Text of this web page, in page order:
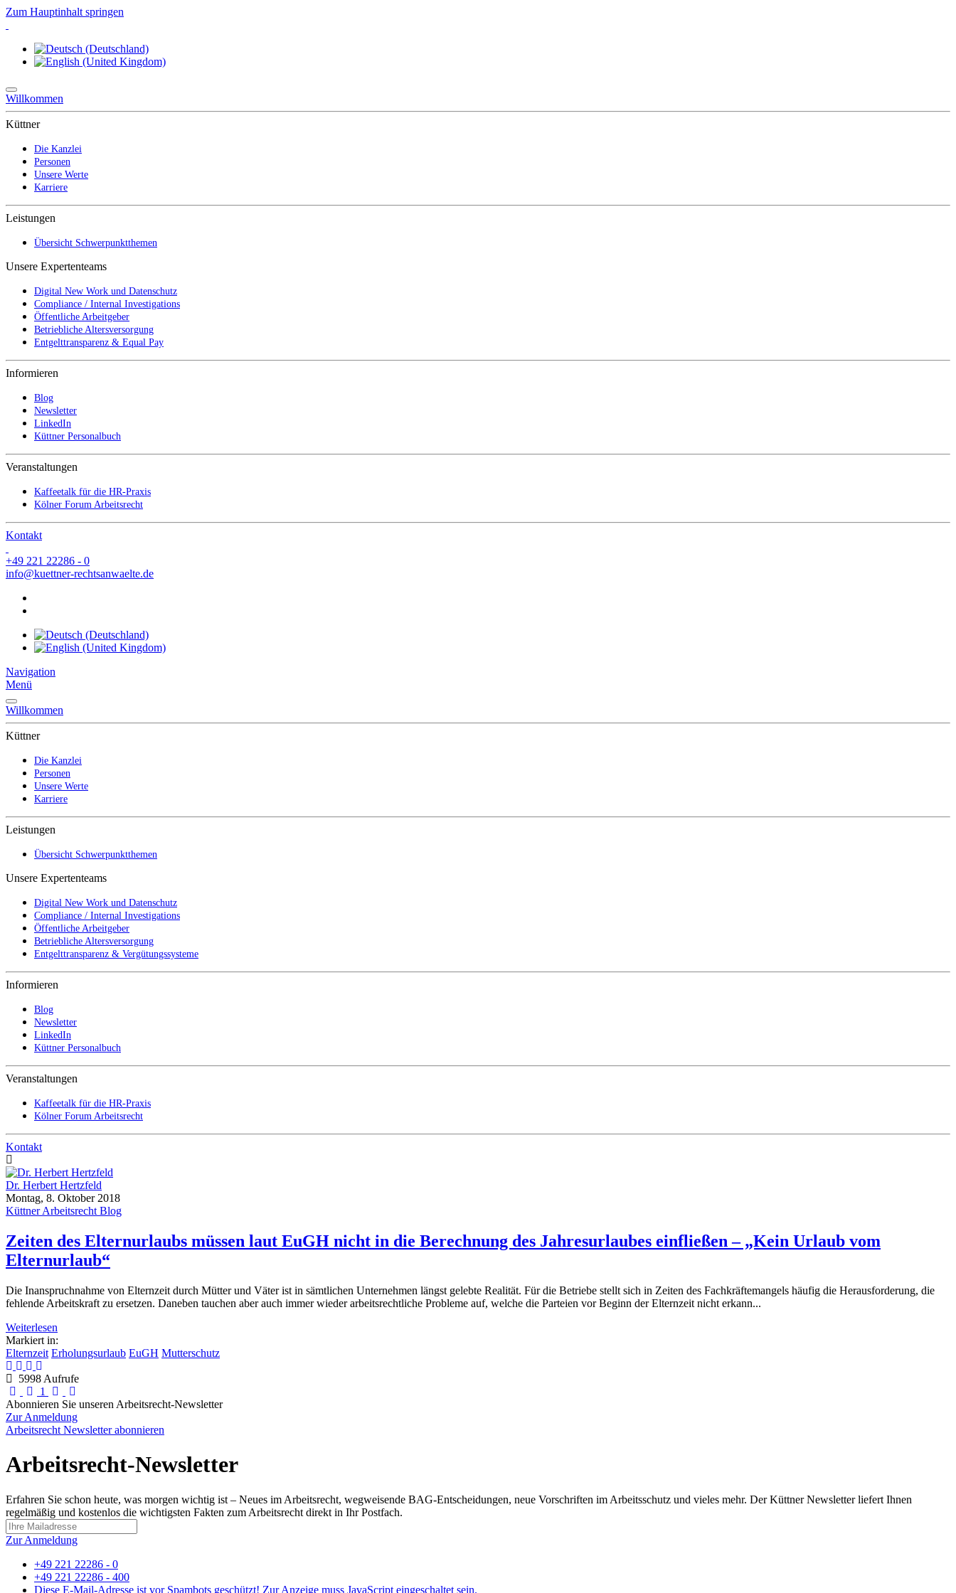
Zum Hauptinhalt springen
Willkommen
Küttner
Die Kanzlei
Personen
Unsere Werte
Karriere
Leistungen
Übersicht Schwerpunktthemen
Unsere Expertenteams
Digital New Work und Datenschutz
Compliance / Internal Investigations
Öffentliche Arbeitgeber
Betriebliche Altersversorgung
Entgelttransparenz & Equal Pay
Informieren
Blog
Newsletter
LinkedIn
Küttner Personalbuch
Veranstaltungen
Kaffeetalk für die HR-Praxis
Kölner Forum Arbeitsrecht
Kontakt
+49 221 22286 - 0
info@kuettner-rechtsanwaelte.de
Navigation
Menü
Willkommen
Küttner
Die Kanzlei
Personen
Unsere Werte
Karriere
Leistungen
Übersicht Schwerpunktthemen
Unsere Expertenteams
Digital New Work und Datenschutz
Compliance / Internal Investigations
Öffentliche Arbeitgeber
Betriebliche Altersversorgung
Entgelttransparenz & Vergütungssysteme
Informieren
Blog
Newsletter
LinkedIn
Küttner Personalbuch
Veranstaltungen
Kaffeetalk für die HR-Praxis
Kölner Forum Arbeitsrecht
Kontakt
Dr. Herbert Hertzfeld
Montag, 8. Oktober 2018
Küttner Arbeitsrecht Blog
Zeiten des Elternurlaubs müssen laut EuGH nicht in die Berechnung des Jahresurlaubes einfließen – „Kein Urlaub vom
Elternurlaub“
Die Inanspruchnahme von Elternzeit durch Mütter und Väter ist in sämtlichen Unternehmen längst gelebte Realität. Für die Betriebe stellt sich in Zeiten des Fachkräftemangels häufig die Herausforderung, die
fehlende Arbeitskraft zu ersetzen. Daneben tauchen aber auch immer wieder arbeitsrechtliche Probleme auf, welche die Parteien vor Beginn der Elternzeit nicht erkann...
Weiterlesen
Markiert in:
Elternzeit Erholungsurlaub EuGH Mutterschutz
5998 Aufrufe
First Page
Previous Page
1 Next Page
Abonnieren Sie unseren Arbeitsrecht-Newsletter
Zur Anmeldung
Arbeitsrecht Newsletter abonnieren
Arbeitsrecht-Newsletter
Erfahren Sie schon heute, was morgen wichtig ist – Neues im Arbeitsrecht, wegweisende BAG-Entscheidungen, neue Vorschriften im Arbeitsschutz und vieles mehr. Der Küttner Newsletter liefert Ihnen
regelmäßig und kostenlos die wichtigsten Fakten zum Arbeitsrecht direkt in Ihr Postfach.
Zur Anmeldung
+49 221 22286 - 0
+49 221 22286 - 400
Diese E-Mail-Adresse ist vor Spambots geschützt! Zur Anzeige muss JavaScript eingeschaltet sein.